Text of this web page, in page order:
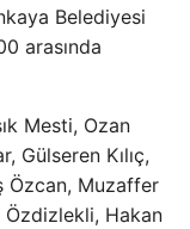
Belediyesi
arasında
Mesti, Ozan
Gülseren Kılıç,
Özcan, Muzaffer
Özdizlekli, Hakan